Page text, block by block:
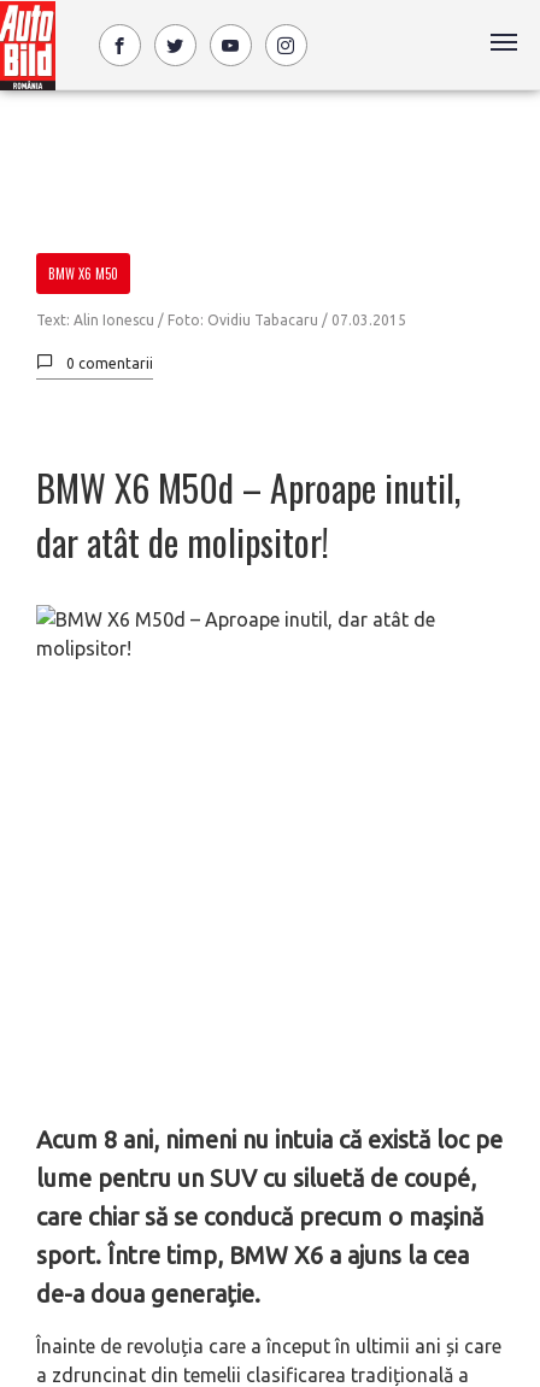
BMW X6 M50
Text: Alin Ionescu / Foto: Ovidiu Tabacaru / 07.03.2015
0 comentarii
BMW X6 M50d – Aproape inutil,
dar atât de molipsitor!
Acum 8 ani, nimeni nu intuia că există loc pe
lume pentru un SUV cu siluetă de coupé,
care chiar să se conducă precum o mașină
sport. Între timp, BMW X6 a ajuns la cea
de-a doua generație.
Înainte de revoluția care a început în ultimii ani și care
a zdruncinat din temelii clasificarea tradițională a